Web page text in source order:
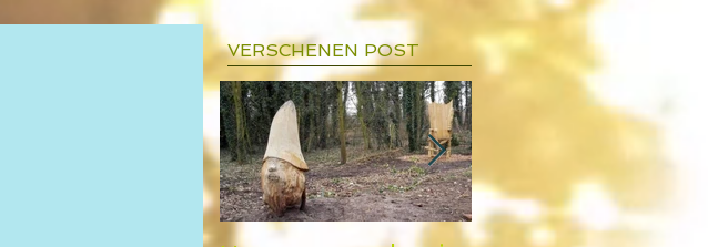
VERSCHENEN POST